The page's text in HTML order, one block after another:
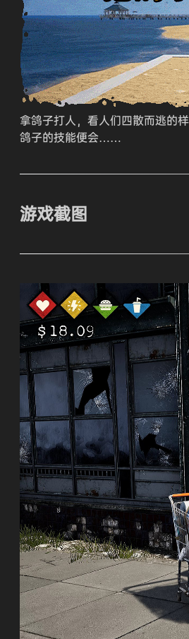
拿鸽子打人，看人们四散而逃的
鸽子的技能便会……
游戏截图